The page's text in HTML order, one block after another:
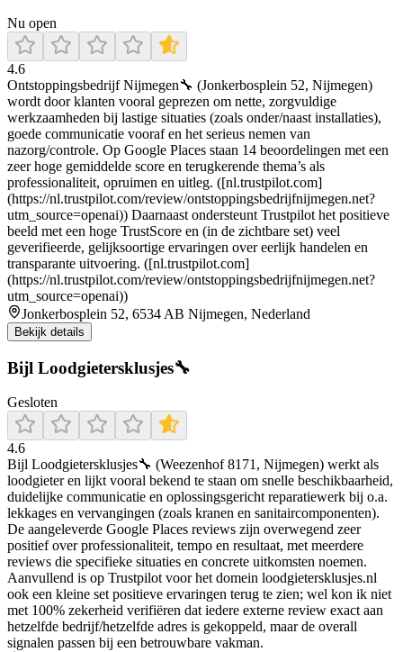
Nu open
4.6
Ontstoppingsbedrijf Nijmegen🔧 (Jonkerbosplein 52, Nijmegen)
wordt door klanten vooral geprezen om nette, zorgvuldige
werkzaamheden bij lastige situaties (zoals onder/naast installaties),
goede communicatie vooraf en het serieus nemen van
nazorg/controle. Op Google Places staan 14 beoordelingen met een
zeer hoge gemiddelde score en terugkerende thema’s als
professionaliteit, opruimen en uitleg. ([nl.trustpilot.com]
(https://nl.trustpilot.com/review/ontstoppingsbedrijfnijmegen.net?
utm_source=openai)) Daarnaast ondersteunt Trustpilot het positieve
beeld met een hoge TrustScore en (in de zichtbare set) veel
geverifieerde, gelijksoortige ervaringen over eerlijk handelen en
transparante uitvoering. ([nl.trustpilot.com]
(https://nl.trustpilot.com/review/ontstoppingsbedrijfnijmegen.net?
utm_source=openai))
Jonkerbosplein 52, 6534 AB Nijmegen, Nederland
Bekijk details
Bijl Loodgietersklusjes🔧
Gesloten
4.6
Bijl Loodgietersklusjes🔧 (Weezenhof 8171, Nijmegen) werkt als
loodgieter en lijkt vooral bekend te staan om snelle beschikbaarheid,
duidelijke communicatie en oplossingsgericht reparatiewerk bij o.a.
lekkages en vervangingen (zoals kranen en sanitaircomponenten).
De aangeleverde Google Places reviews zijn overwegend zeer
positief over professionaliteit, tempo en resultaat, met meerdere
reviews die specifieke situaties en concrete uitkomsten noemen.
Aanvullend is op Trustpilot voor het domein loodgietersklusjes.nl
ook een kleine set positieve ervaringen terug te zien; wel kon ik niet
met 100% zekerheid verifiëren dat iedere externe review exact aan
hetzelfde bedrijf/hetzelfde adres is gekoppeld, maar de overall
signalen passen bij een betrouwbare vakman.